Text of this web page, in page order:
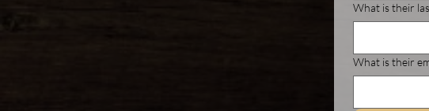
What is their
What is their